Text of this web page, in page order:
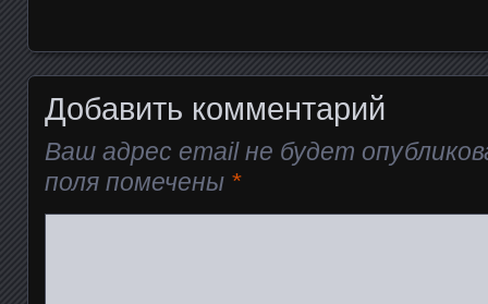
Добавить комментарий
Ваш адрес email не будет
поля помечены *